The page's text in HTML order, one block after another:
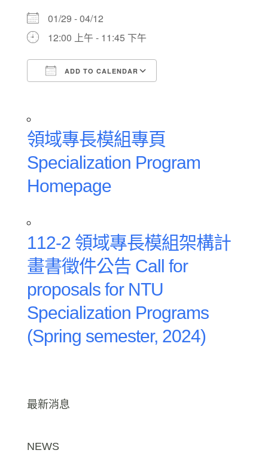
01/29 - 04/12
12:00 上午 - 11:45 下午
ADD TO CALENDAR
領域專長模組專頁
Specialization Program
Homepage
112-2 領域專長模組架構計
畫書徵件公告 Call for
proposals for NTU
Specialization Programs
(Spring semester, 2024)
最新消息
NEWS